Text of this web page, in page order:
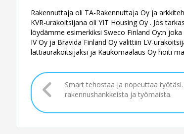
Rakennuttaja oli TA-Rakennuttaja Oy ja
KVR-urakoitsijana oli YIT Housing Oy . Jos
löydämme esimerkiksi Sweco Finland Oy:n
IV Oy ja Bravida Finland Oy valittiin LV-
lattiaurakoitsijaksi ja Kaukomaalaus Oy hoiti
Smart tehostaa ja nopeuttaa
rakennushankkeista ja työmaista.